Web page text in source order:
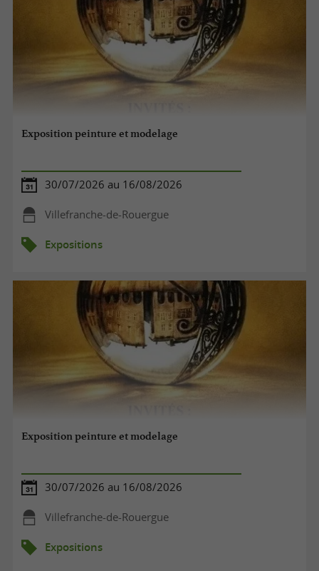
Exposition peinture et modelage
30/07/2026 au 16/08/2026
Villefranche-de-Rouergue
Expositions
Exposition peinture et modelage
30/07/2026 au 16/08/2026
Villefranche-de-Rouergue
Expositions